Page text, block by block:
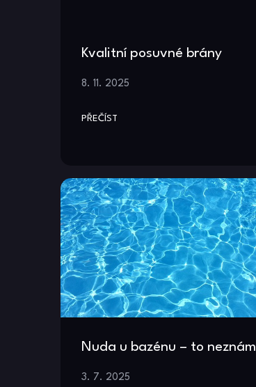
Kvalitní posuvné brány
8. 11. 2025
PŘEČÍST
Nuda u bazénu – to neznám
3. 7. 2025